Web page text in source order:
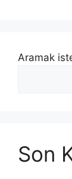
Aramak
Son